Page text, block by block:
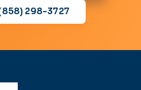
298-3727